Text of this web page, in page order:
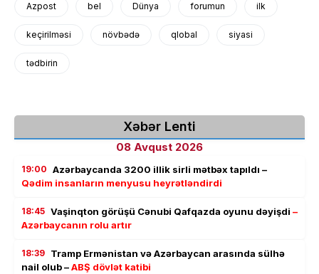
Azpost bel Dünya forumun ilk
keçirilməsi növbədə qlobal siyasi
tədbirin
Xəbər Lenti
08 Avqust 2026
19:00 Azərbaycanda 3200 illik sirli mətbəx tapıldı –
Qədim insanların menyusu heyrətləndirdi
18:45 Vaşinqton görüşü Cənubi Qafqazda oyunu dəyişdi –
Azərbaycanın rolu artır
18:39 Tramp Ermənistan və Azərbaycan arasında sülhə
nail olub –ABŞ dövlət katibi